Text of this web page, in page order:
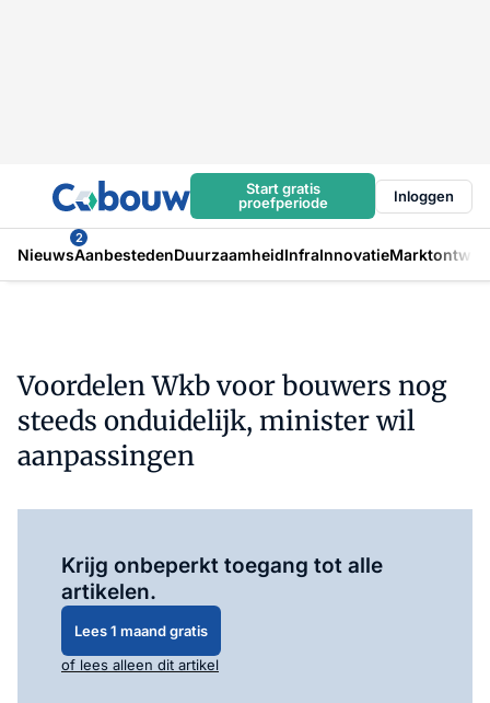
Start gratis
proefperiode
Inloggen
Nieuws
2
AanbestedenDuurzaamheidInfraInnovatie
Voordelen Wkb voor bouwers nog
steeds onduidelijk, minister wil
aanpassingen
Krijg onbeperkt toegang tot alle
artikelen.
Lees 1 maand gratis
of lees alleen dit artikel